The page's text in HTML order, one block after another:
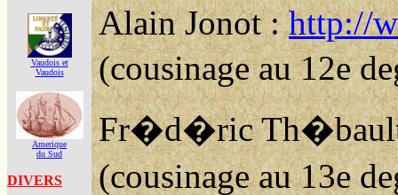
Vaudois et
Vaudois
Amerique
du Sud
DIVERS